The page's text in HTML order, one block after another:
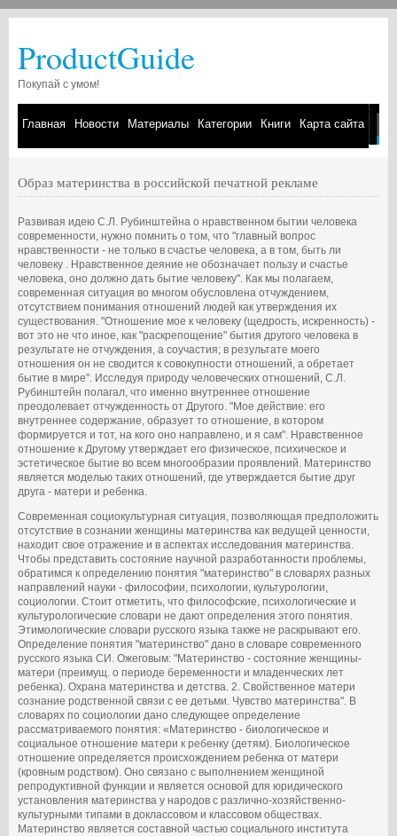
ProductGuide
Покупай с умом!
Главная Новости Материалы Категории Книги Карта сайта
Образ материнства в российской печатной рекламе
Развивая идею С.Л. Рубинштейна о нравственном бытии человека
современности, нужно помнить о том, что "главный вопрос
нравственности - не только в счастье человека, а в том, быть ли
человеку . Нравственное деяние не обозначает пользу и счастье
человека, оно должно дать бытие человеку". Как мы полагаем,
современная ситуация во многом обусловлена отчуждением,
отсутствием понимания отношений людей как утверждения их
существования. "Отношение мое к человеку (щедрость, искренность) -
вот это не что иное, как "раскрепощение" бытия другого человека в
результате не отчуждения, а соучастия; в результате моего
отношения он не сводится к совокупности отношений, а обретает
бытие в мире". Исследуя природу человеческих отношений, С.Л.
Рубинштейн полагал, что именно внутреннее отношение
преодолевает отчужденность от Другого. "Мое действие: его
внутреннее содержание, образует то отношение, в котором
формируется и тот, на кого оно направлено, и я сам". Нравственное
отношение к Другому утверждает его физическое, психическое и
эстетическое бытие во всем многообразии проявлений. Материнство
является моделью таких отношений, где утверждается бытие друг
друга - матери и ребенка.
Современная социокультурная ситуация, позволяющая предположить
отсутствие в сознании женщины материнства как ведущей ценности,
находит свое отражение и в аспектах исследования материнства.
Чтобы представить состояние научной разработанности проблемы,
обратимся к определению понятия "материнство" в словарях разных
направлений науки - философии, психологии, культурологии,
социологии. Стоит отметить, что философские, психологические и
культурологические словари не дают определения этого понятия.
Этимологические словари русского языка также не раскрывают его.
Определение понятия "материнство" дано в словаре современного
русского языка СИ. Ожеговым: "Материнство - состояние женщины-
матери (преимущ. о периоде беременности и младенческих лет
ребенка). Охрана материнства и детства. 2. Свойственное матери
сознание родственной связи с ее детьми. Чувство материнства". В
словарях по социологии дано следующее определение
рассматриваемого понятия: «Материнство - биологическое и
социальное отношение матери к ребенку (детям). Биологическое
отношение определяется происхождением ребенка от матери
(кровным родством). Оно связано с выполнением женщиной
репродуктивной функции и является основой для юридического
установления материнства у народов с различно-хозяйственно-
культурными типами в доклассовом и классовом обществах.
Материнство является составной частью социального института